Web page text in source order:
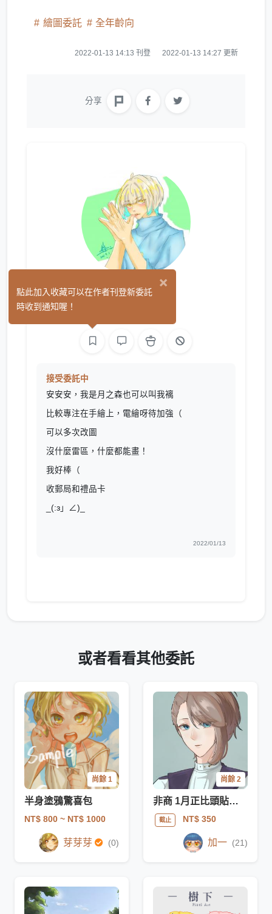
繪圖委託 全年齡向
2022-01-13 14:13 刊登 2022-01-13 14:27 更新
分享
月之森
接受委託中
安安安，我是月之森也可以叫我褵
比較專注在手繪上，電繪呀待加強（
可以多次改圖
沒什麼雷區，什麼都能畫！
我好棒（
收郵局和禮品卡
_(:з」∠)_
2022/01/13
或者看看其他委託
尚餘 1
半身塗鴉驚喜包
NT$ 800 ~ NT$ 1000
芽芽芽 (0)
尚餘 2
非商 1月正比頭貼驚喜包
截止 NT$ 350
加一 (21)
×
點此加入收藏可以在作者刊登新委託
時收到通知喔！